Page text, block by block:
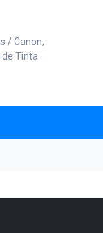
/ Canon,
Tinta